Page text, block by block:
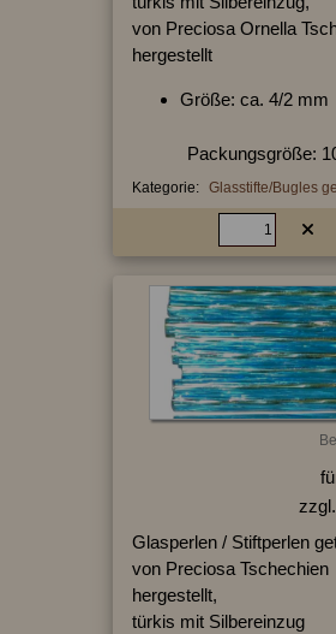
von Preciosa Ornella
hergestellt
Größe: ca. 4/2 mm
Packungsgröße:
Kategorie: Glasstifte/Bugles
zzgl.
Glasperlen / Stiftperlen
von Preciosa Tschechien
hergestellt,
türkis mit Silbereinzug